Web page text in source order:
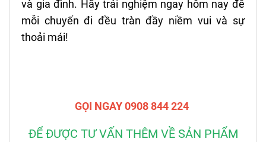
và gia đình. Hãy trải nghiệm ngay hôm nay để
mỗi chuyến đi đều tràn đầy niềm vui và sự
thoải mái!
GỌI NGAY 0908 844 224
ĐỂ ĐƯỢC TƯ VẤN THÊM VỀ SẢN PHẨM